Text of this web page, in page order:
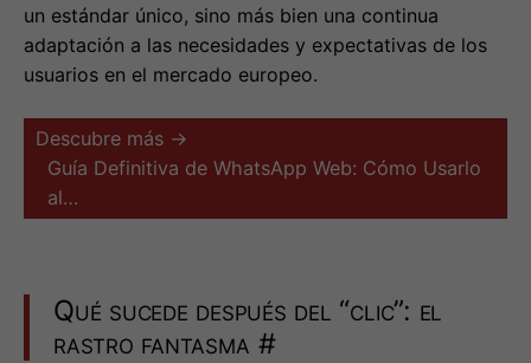
un estándar único, sino más bien una continua
adaptación a las necesidades y expectativas de los
usuarios en el mercado europeo.
Descubre más →
Guía Definitiva de WhatsApp Web: Cómo Usarlo
al…
Qué sucede después del “clic”: el
rastro fantasma #